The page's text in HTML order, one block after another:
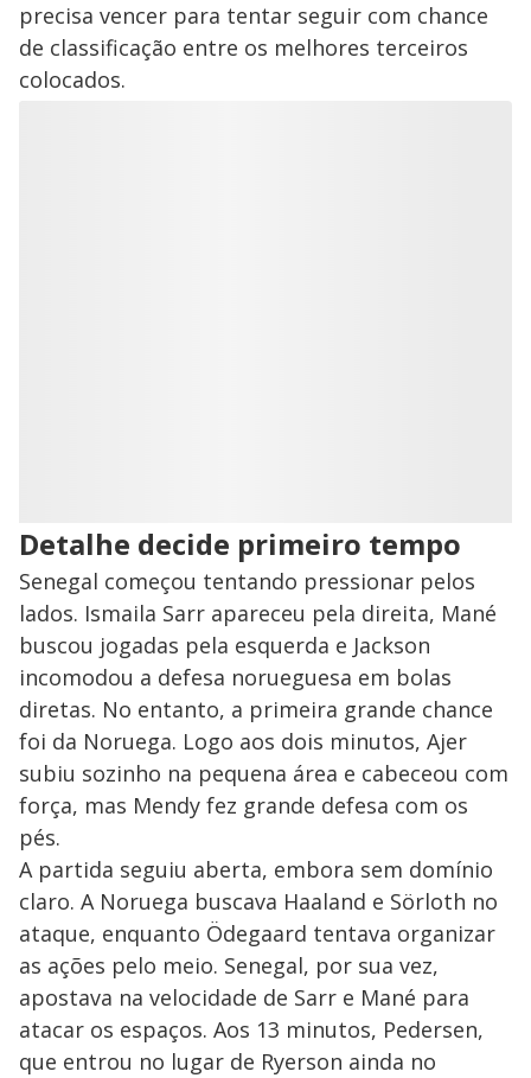
precisa vencer para tentar seguir com chance
de classificação entre os melhores terceiros
colocados.
Detalhe decide primeiro tempo
Senegal começou tentando pressionar pelos
lados. Ismaila Sarr apareceu pela direita, Mané
buscou jogadas pela esquerda e Jackson
incomodou a defesa norueguesa em bolas
diretas. No entanto, a primeira grande chance
foi da Noruega. Logo aos dois minutos, Ajer
subiu sozinho na pequena área e cabeceou com
força, mas Mendy fez grande defesa com os
pés.
A partida seguiu aberta, embora sem domínio
claro. A Noruega buscava Haaland e Sörloth no
ataque, enquanto Ödegaard tentava organizar
as ações pelo meio. Senegal, por sua vez,
apostava na velocidade de Sarr e Mané para
atacar os espaços. Aos 13 minutos, Pedersen,
que entrou no lugar de Ryerson ainda no